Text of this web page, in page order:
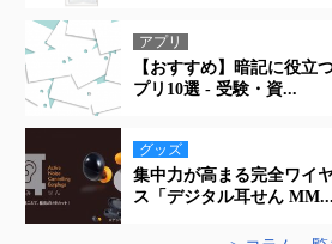
アプリ
【おすすめ】暗記に役立
プリ10選 - 受験・資...
グッズ
集中力が高まる完全ワイ
ス「デジタル耳せん MM...